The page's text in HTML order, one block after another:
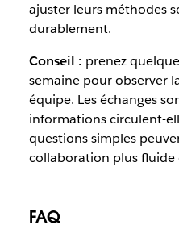
ajuster leurs méthodes
durablement.
Conseil : prenez
semaine pour observer
équipe. Les échanges
informations circulent-
questions simples
collaboration plus
FAQ